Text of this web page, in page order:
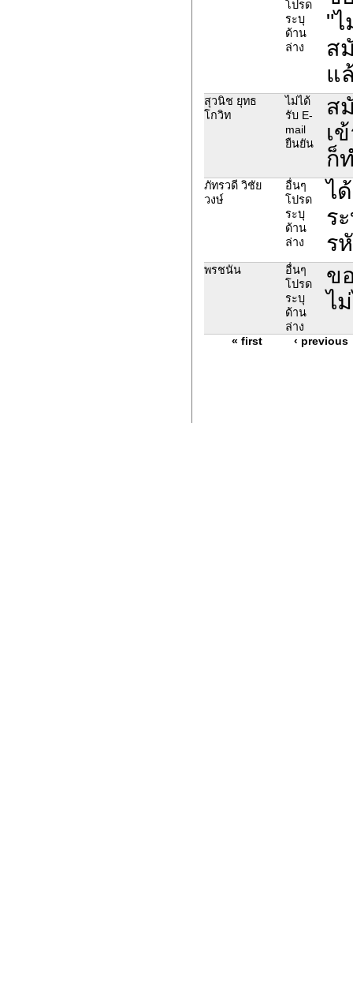
โปรด
ระบุ
ด้าน
ล่าง
"
ส
แ
สุวนิช ยุทธ
โกวิท
ไม่ได้
รับ E-
mail
ยืนยัน
ส
เ
ก็
ภัทรวดี วิชัย
วงษ์
อื่นๆ
โปรด
ระบุ
ด้าน
ล่าง
ไ
ร
ร
พรชนัน
อื่นๆ
โปรด
ระบุ
ด้าน
ล่าง
ข
ไ
« first ‹ previous